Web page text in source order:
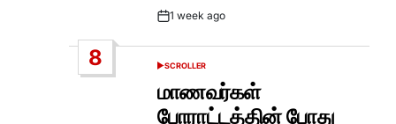
Post1 week ago
8
POSTED
SCROLLER
மாணவர்கள்
போராட்டத்தின் போது